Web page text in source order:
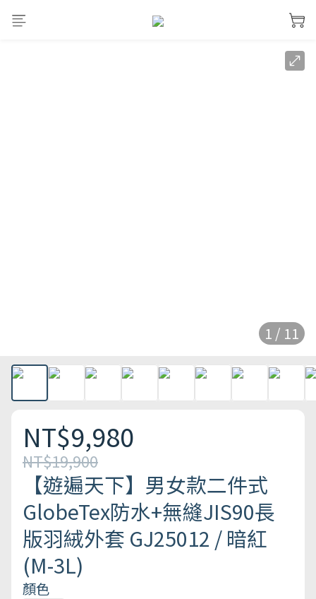
1 / 11
NT$9,980
NT$19,900
【遊遍天下】男女款二件式
GlobeTex防水+無縫JIS90長
版羽絨外套 GJ25012 / 暗紅
(M-3L)
顏色